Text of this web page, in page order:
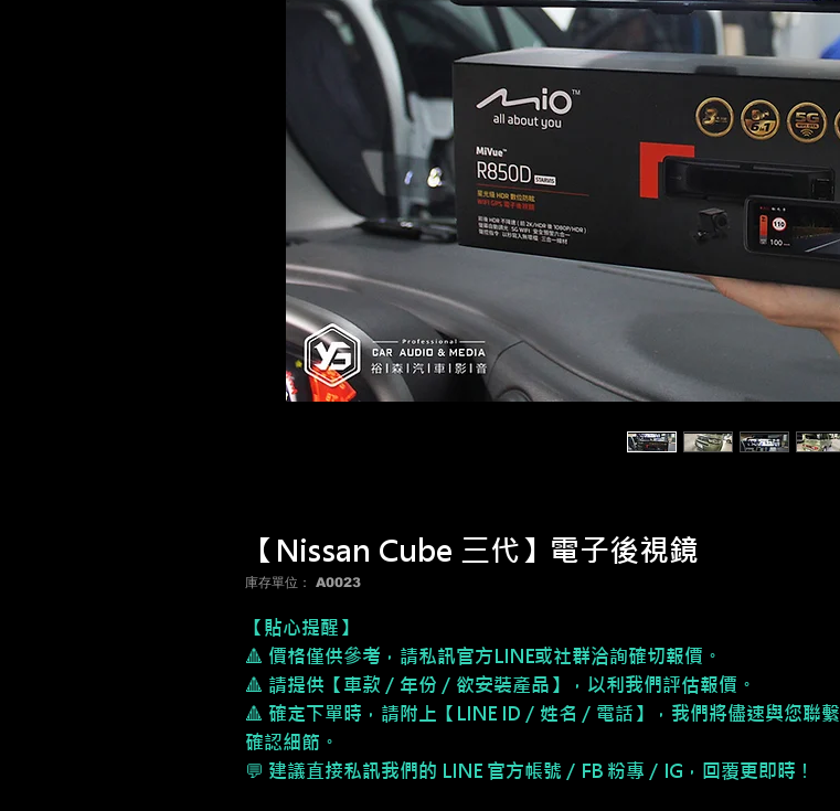
【Nissan Cube 三代】電子後視鏡
庫存單位： A0023
【貼心提醒】
🔺 價格僅供參考，請私訊官方LINE或社群洽詢確切報價。
🔺 請提供【車款／年份／欲安裝產品】，以利我們評估報價。
🔺 確定下單時，請附上【LINE ID／姓名／電話】，我們將儘速與您聯繫
確認細節。
💬 建議直接私訊我們的 LINE 官方帳號／FB 粉專／IG，回覆更即時！